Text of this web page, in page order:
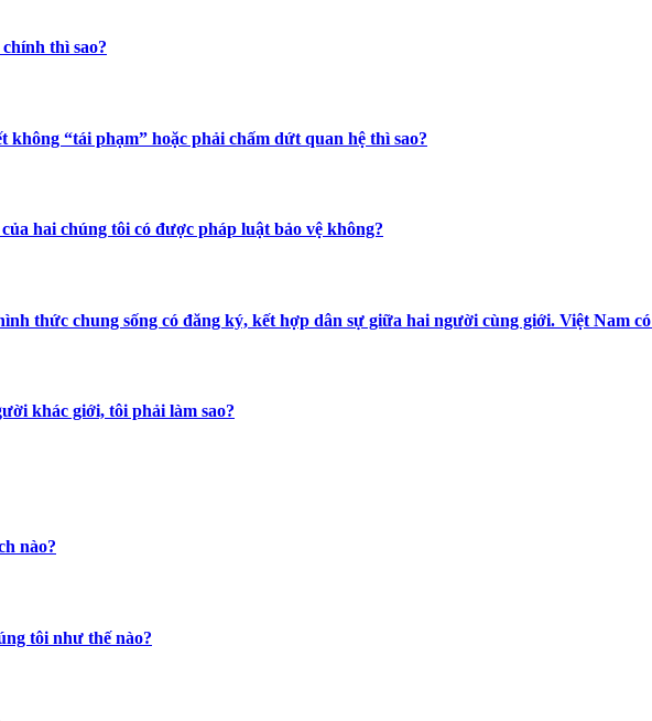
thì sao?
không “tái phạm” hoặc phải chấm dứt quan hệ thì sao?
hai chúng tôi có được pháp luật bảo vệ không?
thức chung sống có đăng ký, kết hợp dân sự giữa hai người cùng giới. Việt Nam
khác giới, tôi phải làm sao?
nào?
tôi như thế nào?